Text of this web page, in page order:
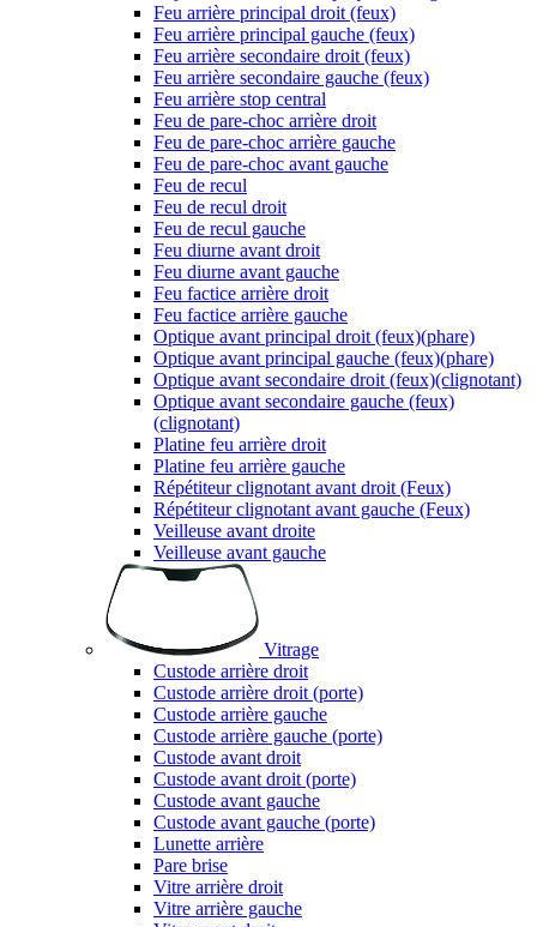
Feu arrière principal droit (feux)
Feu arrière principal gauche (feux)
Feu arrière secondaire droit (feux)
Feu arrière secondaire gauche (feux)
Feu arrière stop central
Feu de pare-choc arrière droit
Feu de pare-choc arrière gauche
Feu de pare-choc avant gauche
Feu de recul
Feu de recul droit
Feu de recul gauche
Feu diurne avant droit
Feu diurne avant gauche
Feu factice arrière droit
Feu factice arrière gauche
Optique avant principal droit (feux)(phare)
Optique avant principal gauche (feux)(phare)
Optique avant secondaire droit (feux)(clignotant)
Optique avant secondaire gauche (feux)
(clignotant)
Platine feu arrière droit
Platine feu arrière gauche
Répétiteur clignotant avant droit (Feux)
Répétiteur clignotant avant gauche (Feux)
Veilleuse avant droite
Veilleuse avant gauche
Vitrage
Custode arrière droit
Custode arrière droit (porte)
Custode arrière gauche
Custode arrière gauche (porte)
Custode avant droit
Custode avant droit (porte)
Custode avant gauche
Custode avant gauche (porte)
Lunette arrière
Pare brise
Vitre arrière droit
Vitre arrière gauche